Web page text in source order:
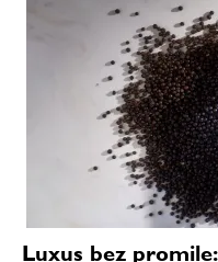
Luxus bez